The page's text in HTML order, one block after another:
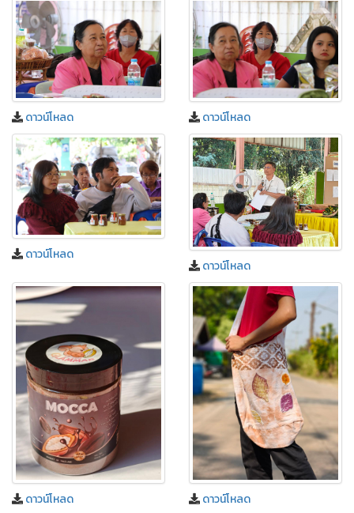
ดาวน์โหลด ดาวน์โหลด
ดาวน์โหลด
ดาวน์โหลด
ดาวน์โหลด ดาวน์โหลด